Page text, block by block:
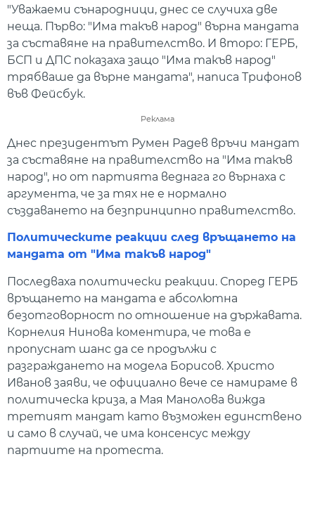
"Уважаеми сънародници, днес се случиха две
неща. Първо: "Има такъв народ" върна мандата
за съставяне на правителство. И второ: ГЕРБ,
БСП и ДПС показаха защо "Има такъв народ"
трябваше да върне мандата", написа Трифонов
във Фейсбук.
Реклама
Днес президентът Румен Радев връчи мандат
за съставяне на правителство на "Има такъв
народ", но от партията веднага го върнаха с
аргумента, че за тях не е нормално
създаването на безпринципно правителство.
Политическите реакции след връщането на
мандата от "Има такъв народ"
Последваха политически реакции. Според ГЕРБ
връщането на мандата е абсолютна
безотговорност по отношение на държавата.
Корнелия Нинова коментира, че това е
пропуснат шанс да се продължи с
разграждането на модела Борисов. Христо
Иванов заяви, че официално вече се намираме в
политическа криза, а Мая Манолова вижда
третият мандат като възможен единствено
и само в случай, че има консенсус между
партиите на протеста.